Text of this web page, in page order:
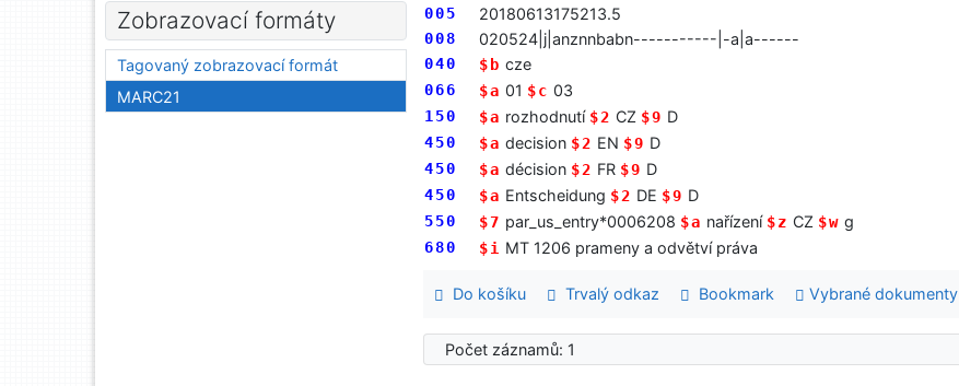
005 20180613175213.5
008 020524|j|anznnbabn-----------|-a|a------
040 $b cze
066 $a 01 $c 03
150 $a rozhodnutí $2 CZ $9 D
450 $a decision $2 EN $9 D
450 $a décision $2 FR $9 D
450 $a Entscheidung $2 DE $9 D
550 $7 par_us_entry*0006208 $a nařízení $z CZ $w g
680 $i MT 1206 prameny a odvětví práva
Do košíku Trvalý odkaz Bookmark Vybrané dokumenty
Počet záznamů: 1
Zobrazovací formáty
Tagovaný zobrazovací formát
MARC21